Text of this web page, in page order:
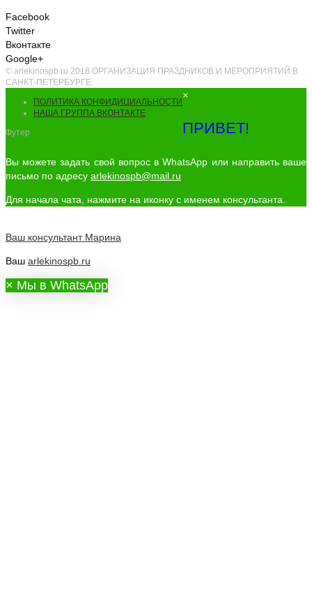
Facebook
Twitter
Вконтакте
Google+
© arlekinospb.ru 2018 ОРГАНИЗАЦИЯ ПРАЗДНИКОВ И МЕРОПРИЯТИЙ В
САНКТ-ПЕТЕРБУРГЕ.
ПОЛИТИКА КОНФИДИЦИАЛЬНОСТИ
НАША ГРУППА ВКОНТАКТЕ
Футер
×
ПРИВЕТ!
Вы можете задать свой вопрос в WhatsApp или направить ваше
письмо по адресу arlekinospb@mail.ru
Для начала чата, нажмите на иконку с именем консультанта.
Ваш консультант Марина
Ваш arlekinospb.ru
× Мы в WhatsApp